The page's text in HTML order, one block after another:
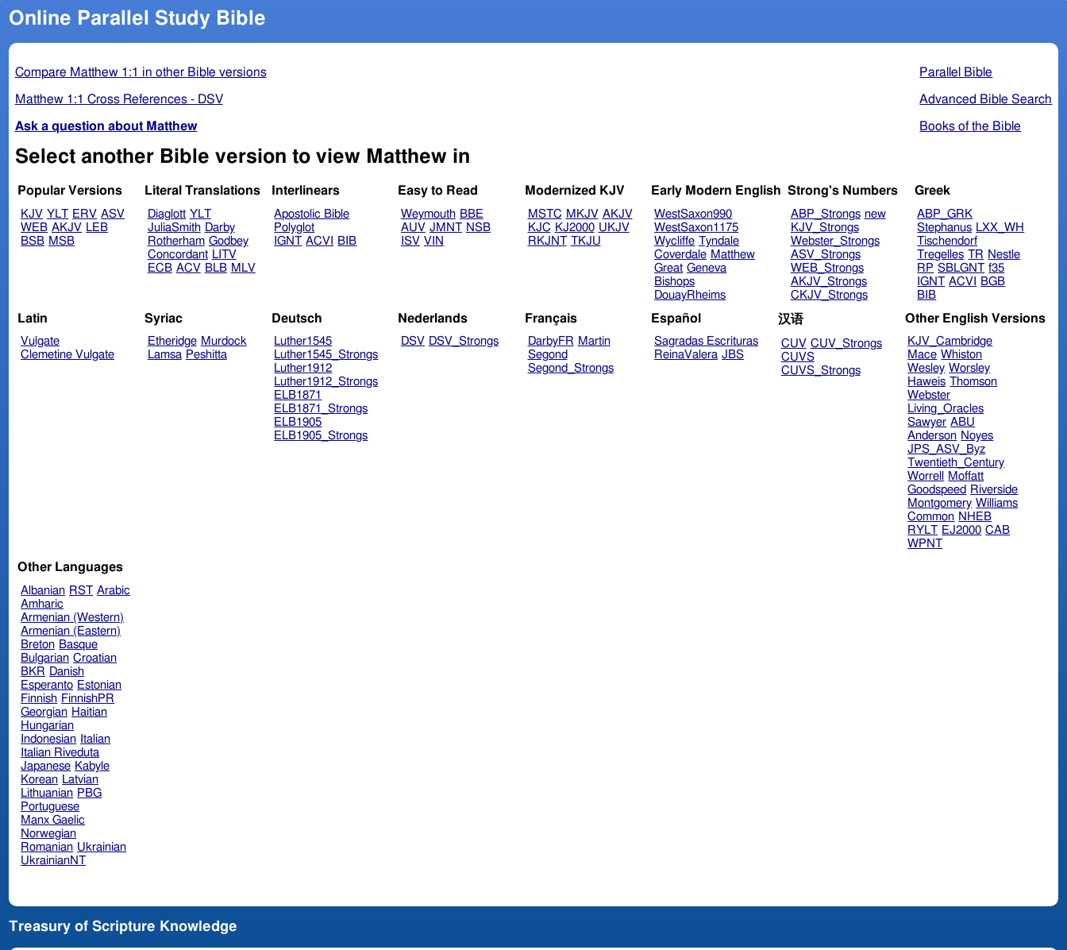
Online Parallel Study Bible
Parallel Bible
Advanced Bible Search
Books of the Bible
Compare Matthew 1:1 in other Bible versions
Matthew 1:1 Cross References - DSV
Ask a question about Matthew
Select another Bible version to view Matthew in
Popular Versions
KJV YLT ERV ASV
WEB AKJV LEB
BSB MSB
Literal Translations
Diaglott YLT
JuliaSmith Darby
Rotherham Godbey
Concordant LITV
ECB ACV BLB MLV
Interlinears
Apostolic Bible
Polyglot
IGNT ACVI BIB
Easy to Read
Weymouth BBE
AUV JMNT NSB
ISV VIN
Modernized KJV
MSTC MKJV AKJV
KJC KJ2000 UKJV
RKJNT TKJU
Early Modern English
WestSaxon990
WestSaxon1175
Wycliffe Tyndale
Coverdale Matthew
Great Geneva
Bishops
DouayRheims
Strong's Numbers
ABP_Strongs new
KJV_Strongs
Webster_Strongs
ASV_Strongs
WEB_Strongs
AKJV_Strongs
CKJV_Strongs
Greek
ABP_GRK
Stephanus LXX_WH
Tischendorf
Tregelles TR Nestle
RP SBLGNT f35
IGNT ACVI
BGB
BIB
Latin
Vulgate
Clemetine Vulgate
Syriac
Etheridge Murdock
Lamsa Peshitta
Deutsch
Luther1545
Luther1545_Strongs
Luther1912
Luther1912_Strongs
ELB1871
ELB1871_Strongs
ELB1905
ELB1905_Strongs
Nederlands
DSV DSV_Strongs
Français
DarbyFR Martin
Segond
Segond_Strongs
Español
Sagradas Escrituras
ReinaValera JBS
汉语
CUV CUV_Strongs
CUVS
CUVS_Strongs
Other English Versions
KJV_Cambridge
Mace Whiston
Wesley Worsley
Haweis Thomson
Webster
Living_Oracles
Sawyer ABU
Anderson Noyes
JPS_ASV_Byz
Twentieth_Century
Worrell
Moffatt
Goodspeed Riverside
Montgomery Williams
Common NHEB
RYLT EJ2000 CAB
WPNT
Other Languages
Albanian RST Arabic
Amharic
Armenian (Western)
Armenian (Eastern)
Breton Basque
Bulgarian Croatian
BKR Danish
Esperanto Estonian
Finnish FinnishPR
Georgian Haitian
Hungarian
Indonesian Italian
Italian Riveduta
Japanese Kabyle
Korean Latvian
Lithuanian PBG
Portuguese
Manx Gaelic
Norwegian
Romanian Ukrainian
UkrainianNT
Treasury of Scripture Knowledge